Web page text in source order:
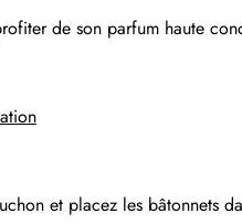
de son parfum haute
et placez les bâtonnets